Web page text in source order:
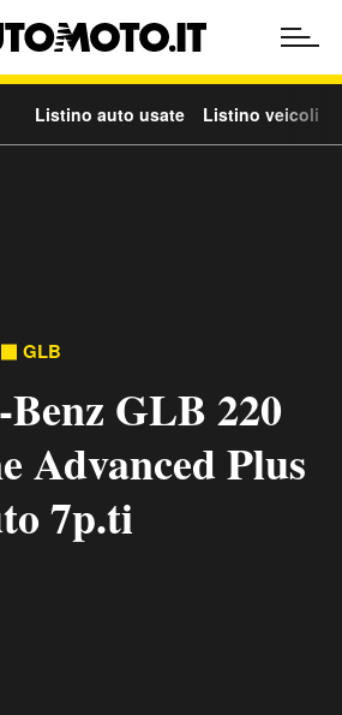
Listino auto usate Listino veicoli
GLB
GLB 220
Advanced Plus
7p.ti